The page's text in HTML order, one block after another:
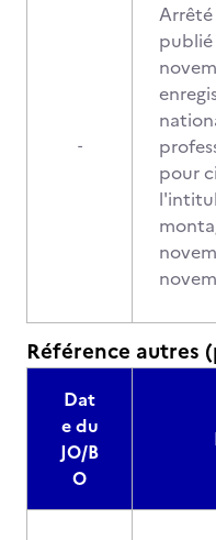
-
publié
pour
Référence autres
Dat
e du
JO/B
O